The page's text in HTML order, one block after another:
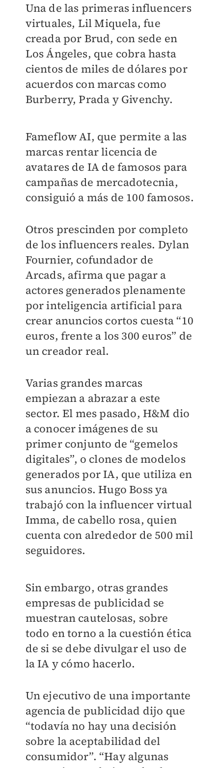
Una de las primeras influencers
virtuales, Lil Miquela, fue
creada por Brud, con sede en
Los Ángeles, que cobra hasta
cientos de miles de dólares por
acuerdos con marcas como
Burberry, Prada y Givenchy.
Fameflow AI, que permite a las
marcas rentar licencia de
avatares de IA de famosos para
campañas de mercadotecnia,
consiguió a más de 100 famosos.
Otros prescinden por completo
de los influencers reales. Dylan
Fournier, cofundador de
Arcads, afirma que pagar a
actores generados plenamente
por inteligencia artificial para
crear anuncios cortos cuesta “10
euros, frente a los 300 euros” de
un creador real.
Varias grandes marcas
empiezan a abrazar a este
sector. El mes pasado, H&M dio
a conocer imágenes de su
primer conjunto de “gemelos
digitales”, o clones de modelos
generados por IA, que utiliza en
sus anuncios. Hugo Boss ya
trabajó con la influencer virtual
Imma, de cabello rosa, quien
cuenta con alrededor de 500 mil
seguidores.
Sin embargo, otras grandes
empresas de publicidad se
muestran cautelosas, sobre
todo en torno a la cuestión ética
de si se debe divulgar el uso de
la IA y cómo hacerlo.
Un ejecutivo de una importante
agencia de publicidad dijo que
“todavía no hay una decisión
sobre la aceptabilidad del
consumidor”. “Hay algunas